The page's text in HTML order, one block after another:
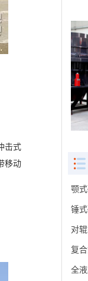
击式
移动
颚
锤
对
复
全